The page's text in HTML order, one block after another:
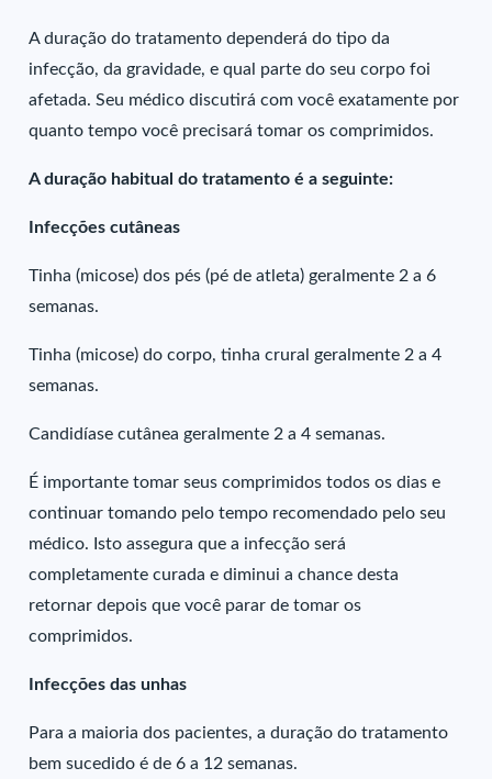
A duração do tratamento dependerá do tipo da
infecção, da gravidade, e qual parte do seu corpo foi
afetada. Seu médico discutirá com você exatamente por
quanto tempo você precisará tomar os comprimidos.
A duração habitual do tratamento é a seguinte:
Infecções cutâneas
Tinha (micose) dos pés (pé de atleta) geralmente 2 a 6
semanas.
Tinha (micose) do corpo, tinha crural geralmente 2 a 4
semanas.
Candidíase cutânea geralmente 2 a 4 semanas.
É importante tomar seus comprimidos todos os dias e
continuar tomando pelo tempo recomendado pelo seu
médico. Isto assegura que a infecção será
completamente curada e diminui a chance desta
retornar depois que você parar de tomar os
comprimidos.
Infecções das unhas
Para a maioria dos pacientes, a duração do tratamento
bem sucedido é de 6 a 12 semanas.